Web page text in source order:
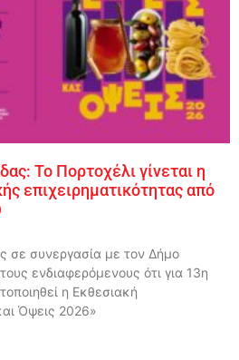
Το Πορτοχέλι γίνεται η
επιχειρηματικότητας από
σε συνεργασία με τον Δήμο
ενδιαφερόμενους ότι για 13η
η Εκθεσιακή
Όψεις 2026»